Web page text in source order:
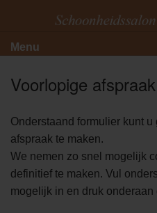
Menu
Voorlopige
Onderstaand formulier kunt
afspraak te maken.
We nemen zo snel mogelijk
definitief te maken. Vul
mogelijk in en druk